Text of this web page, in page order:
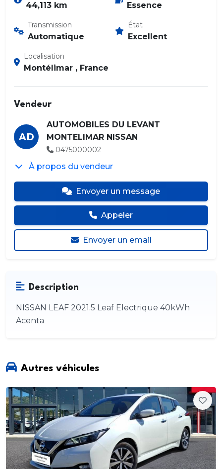
44,113 km Essence
Transmission
Automatique
État
Excellent
Localisation
Montélimar , France
Vendeur
AD
AUTOMOBILES DU LEVANT
MONTELIMAR NISSAN
0475000002
À propos du vendeur
Envoyer un message
Appeler
Envoyer un email
Description
NISSAN LEAF 2021.5 Leaf Electrique 40kWh
Acenta
Autres véhicules